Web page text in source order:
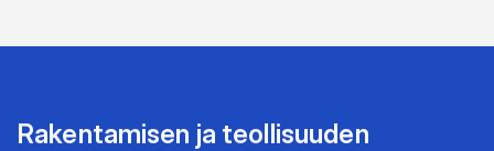
Rakentamisen ja teollisuuden